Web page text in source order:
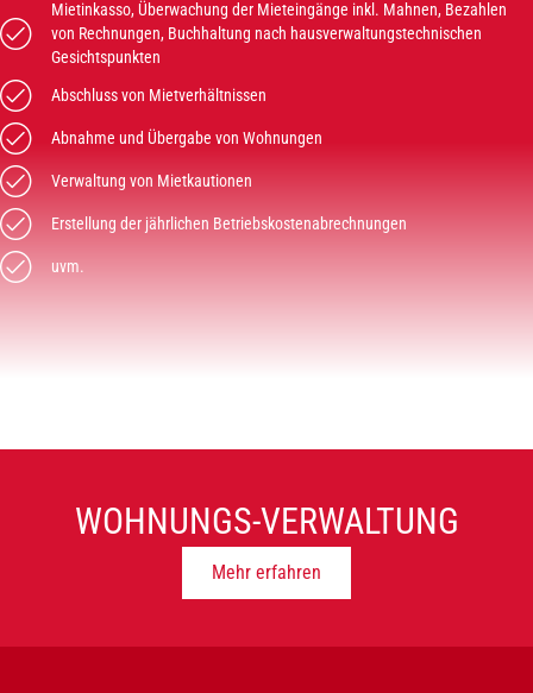
Mietinkasso, Überwachung der Mieteingänge inkl. Mahnen, Bezahlen
von Rechnungen, Buchhaltung nach hausverwaltungstechnischen
Gesichtspunkten
Abschluss von Mietverhältnissen
Abnahme und Übergabe von Wohnungen
Verwaltung von Mietkautionen
Erstellung der jährlichen Betriebskostenabrechnungen
uvm.
WOHNUNGS-VERWALTUNG
Mehr erfahren